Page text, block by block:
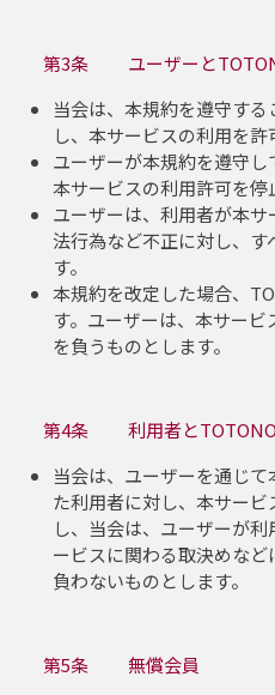
第3条 ユーザーと
当会は、本規約を遵守す
し、本サービスの利用を許
ユーザーが本規約を遵守
本サービスの利用許可を停
ユーザーは、利用者が本
法行為など不正に対し、す
す。
本規約を改定した場合、
す。ユーザーは、本サー
を負うものとします。
第4条 利用者と
当会は、ユーザーを通じ
た利用者に対し、本サー
し、当会は、ユーザーが
ービスに関わる取決めな
負わないものとします。
第5条 無償会員